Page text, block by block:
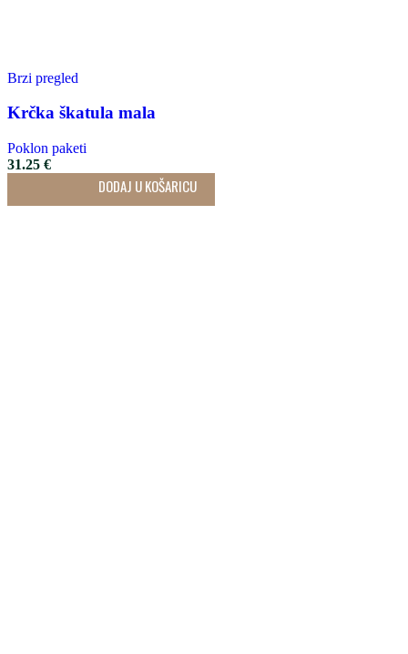
Brzi pregled
Krčka škatula mala
Poklon paketi
31.25 €
DODAJ U KOŠARICU